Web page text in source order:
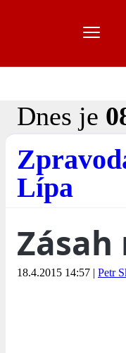
Dnes je
Lípa
18.4.2015 14:57 | Petr